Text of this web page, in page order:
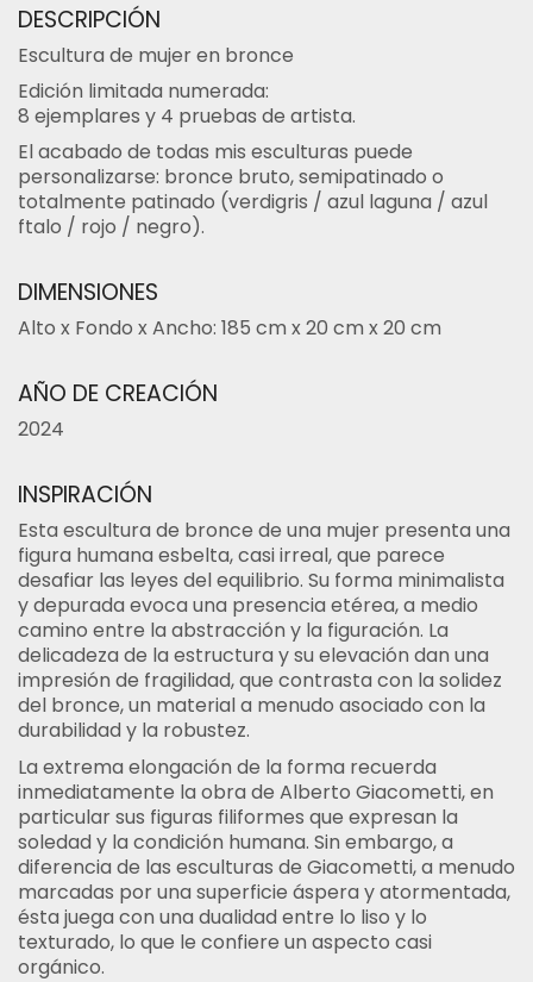
DESCRIPCIÓN
Escultura de mujer en bronce
Edición limitada numerada:
8 ejemplares y 4 pruebas de artista.
El acabado de todas mis esculturas puede
personalizarse: bronce bruto, semipatinado o
totalmente patinado (verdigris / azul laguna / azul
ftalo / rojo / negro).
DIMENSIONES
Alto x Fondo x Ancho: 185 cm x 20 cm x 20 cm
AÑO DE CREACIÓN
2024
INSPIRACIÓN
Esta escultura de bronce de una mujer presenta una
figura humana esbelta, casi irreal, que parece
desafiar las leyes del equilibrio. Su forma minimalista
y depurada evoca una presencia etérea, a medio
camino entre la abstracción y la figuración. La
delicadeza de la estructura y su elevación dan una
impresión de fragilidad, que contrasta con la solidez
del bronce, un material a menudo asociado con la
durabilidad y la robustez.
La extrema elongación de la forma recuerda
inmediatamente la obra de Alberto Giacometti, en
particular sus figuras filiformes que expresan la
soledad y la condición humana. Sin embargo, a
diferencia de las esculturas de Giacometti, a menudo
marcadas por una superficie áspera y atormentada,
ésta juega con una dualidad entre lo liso y lo
texturado, lo que le confiere un aspecto casi
orgánico.